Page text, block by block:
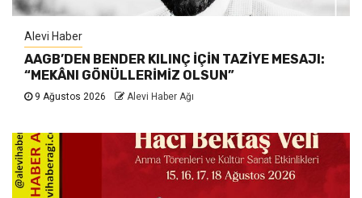
Alevi Haber
AAGB’DEN BENDER KILINÇ İÇİN TAZİYE MESAJI:
“MEKÂNI GÖNÜLLERİMİZ OLSUN”
9 Ağustos 2026 Alevi Haber Ağı